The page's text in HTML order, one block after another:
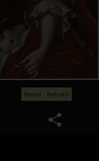
Reina Retrato